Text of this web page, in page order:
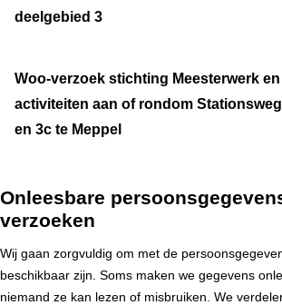
deelgebied 3
Woo-verzoek stichting Meesterwerk en
activiteiten aan of rondom Stationsweg
en 3c te Meppel
Onleesbare
verzoeken
Wij gaan zorgvuldig om met de
beschikbaar zijn. Soms maken we gegevens
niemand ze kan lezen of misbruiken. We